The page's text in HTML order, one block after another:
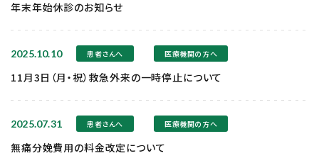
年末年始休診のお知らせ
2025.10.10 患者さんへ 医療機関の方へ
11月3日（月・祝）救急外来の一時停止について
2025.07.31 患者さんへ 医療機関の方へ
無痛分娩費用の料金改定について